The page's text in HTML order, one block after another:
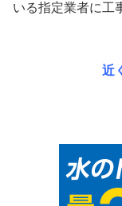
いる指定業者に工
近